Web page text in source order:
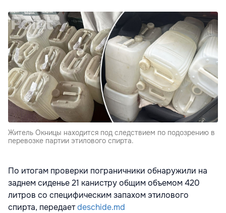
Житель Окницы находится под следствием по подозрению в
перевозке партии этилового спирта.
По итогам проверки пограничники обнаружили на
заднем сиденье 21 канистру общим объемом 420
литров со специфическим запахом этилового
спирта, передаетdeschide.md